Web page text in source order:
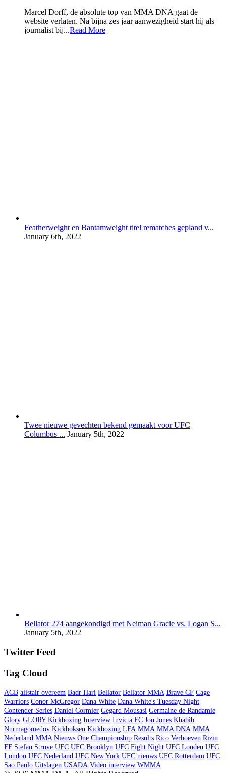
Marcel Dorff, de absolute top van MMA DNA gaat de
website verlaten. Na bijna zes jaar aanwezigheid start hij als
journalist bij...Read More
Featherweight en Bantamweight titel rematches gepland v...
January 6th, 2022
Twee nieuwe gevechten bekend gemaakt voor UFC
Columbus ... January 5th, 2022
Bellator 274 aangekondigd met Neiman Gracie vs. Logan S...
January 5th, 2022
Twitter Feed
Tag Cloud
ACB alistair overeem Badr Hari Bellator Bellator MMA Brave CF Cage
Warriors Conor McGregor Dana White Dana White's Tuesday Night
Contender Series Daniel Cormier Gegard Mousasi Germaine de Randamie
Glory GLORY Kickboxing Interview Invicta FC Jon Jones Khabib
Nurmagomedov Kickboksen Kickboxing LFA MMA MMA DNA MMA
Nederland MMA Nieuws One Championship Results Rico Verhoeven Rizin
FF Stefan Struve UFC UFC Brooklyn UFC Fight Night UFC Londen UFC
London UFC Nederland UFC New York UFC nieuws UFC Rotterdam UFC
Sao Paulo Uitslagen USADA Video interview WMMA